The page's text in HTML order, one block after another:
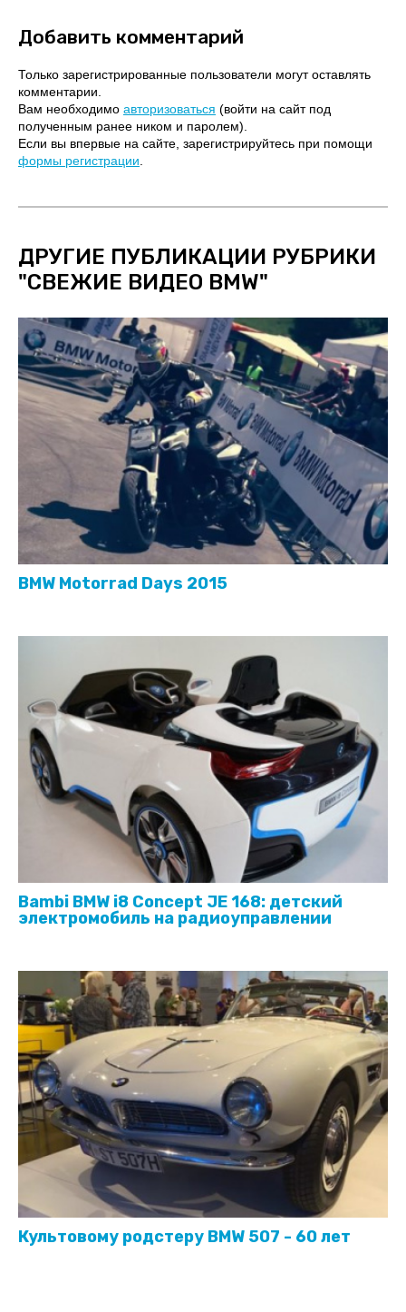
Добавить комментарий
Только зарегистрированные пользователи могут оставлять
комментарии.
Вам необходимо авторизоваться (войти на сайт под
полученным ранее ником и паролем).
Если вы впервые на сайте, зарегистрируйтесь при помощи
формы регистрации
ДРУГИЕ ПУБЛИКАЦИИ РУБРИКИ
"СВЕЖИЕ ВИДЕО BMW"
BMW Motorrad Days 2015
Bambi BMW i8 Concept JE 168: детский
электромобиль на радиоуправлении
Культовому родстеру BMW 507 - 60 лет